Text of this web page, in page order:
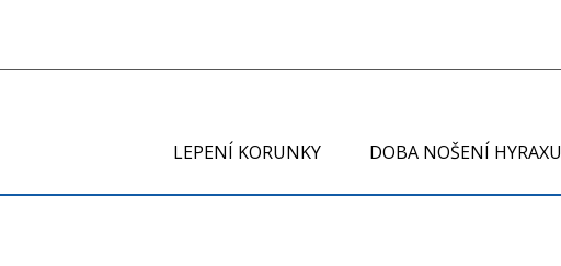
LEPENÍ KORUNKY DOBA NOŠENÍ HYRAXU